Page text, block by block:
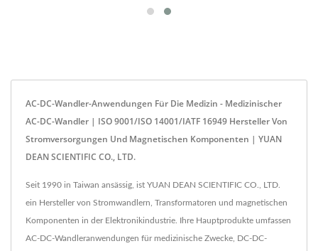
AC-DC-Wandler-Anwendungen Für Die Medizin - Medizinischer
AC-DC-Wandler | ISO 9001/ISO 14001/IATF 16949 Hersteller Von
Stromversorgungen Und Magnetischen Komponenten | YUAN
DEAN SCIENTIFIC CO., LTD.
Seit 1990 in Taiwan ansässig, ist YUAN DEAN SCIENTIFIC CO., LTD.
ein Hersteller von Stromwandlern, Transformatoren und magnetischen
Komponenten in der Elektronikindustrie. Ihre Hauptprodukte umfassen
AC-DC-Wandleranwendungen für medizinische Zwecke, DC-DC-